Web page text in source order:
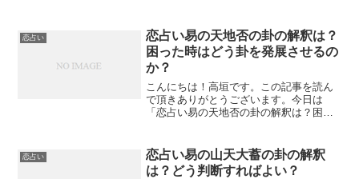
の水地比の卦の解釈は？どう判断すれば
よい？仲良くすることとは？...
恋占い
恋占い易の天地否の卦の解釈は？
困った時はどう卦を発展させるの
か？
こんにちは！高垣です。この記事を読ん
で頂きありがとうございます。今日は
「恋占い易の天地否の卦の解釈は？困っ
ます。「恋占い易の天地否の卦の解釈
は？」と考える。難しい卦の変...
恋占い
恋占い易の山天大蓄の卦の解釈
は？どう判断すればよい？